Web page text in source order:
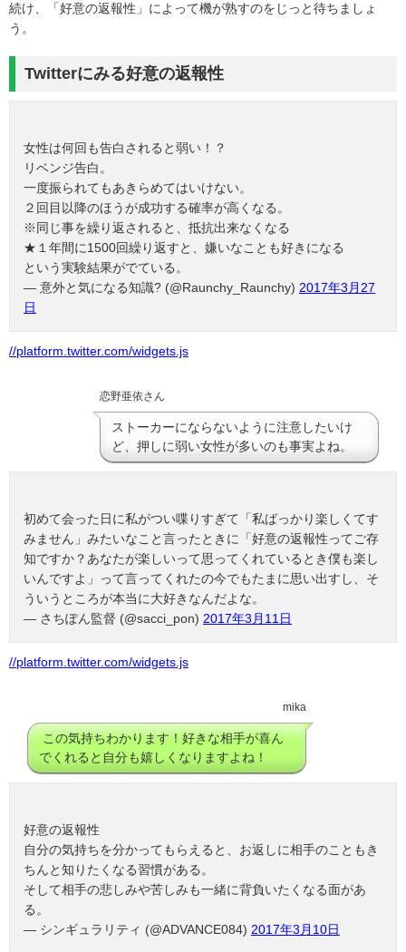
続け、「好意の返報性」によって機が熟すのをじっと待ちましょ
う。
Twitterにみる好意の返報性
女性は何回も告白されると弱い！？
リベンジ告白。
一度振られてもあきらめてはいけない。
２回目以降のほうが成功する確率が高くなる。
※同じ事を繰り返されると、抵抗出来なくなる
★１年間に1500回繰り返すと、嫌いなことも好きになる
という実験結果がでている。
— 意外と気になる知識? (@Raunchy_Raunchy) 2017年3月27
日
//platform.twitter.com/widgets.js
恋野亜依さん
ストーカーにならないように注意したいけ
ど、押しに弱い女性が多いのも事実よね。
初めて会った日に私がつい喋りすぎて「私ばっかり楽しくてす
みません」みたいなこと言ったときに「好意の返報性ってご存
知ですか？あなたが楽しいって思ってくれているとき僕も楽し
いんですよ」って言ってくれたの今でもたまに思い出すし、そ
ういうところが本当に大好きなんだよな。
— さちぽん監督 (@sacci_pon) 2017年3月11日
//platform.twitter.com/widgets.js
mika
この気持ちわかります！好きな相手が喜ん
でくれると自分も嬉しくなりますよね！
好意の返報性
自分の気持ちを分かってもらえると、お返しに相手のこともき
ちんと知りたくなる習慣がある。
そして相手の悲しみや苦しみも一緒に背負いたくなる面があ
る。
— シンギュラリティ (@ADVANCE084) 2017年3月10日